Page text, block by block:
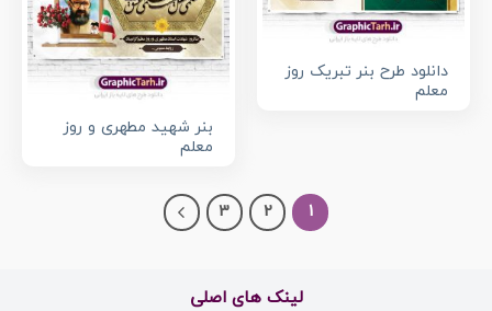
دانلود طرح بنر تبریک روز
معلم
بنر شهید مطهری و روز
معلم
1
2
3
لینک های اصلی